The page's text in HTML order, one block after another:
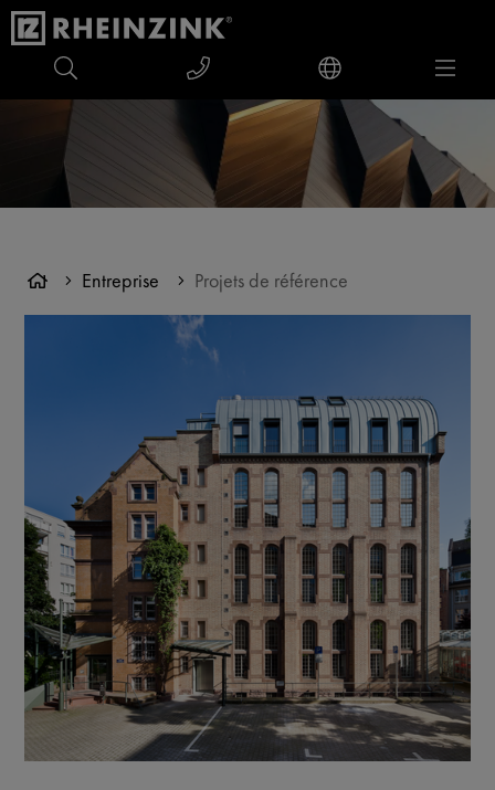
Entreprise Projets de référence